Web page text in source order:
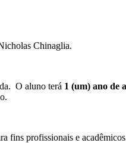
Chinaglia.
O aluno terá 1 (um) ano de
fins profissionais e